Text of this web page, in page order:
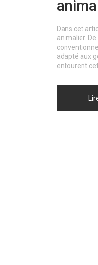
Dans cet
animalier.
adapté aux
entourent